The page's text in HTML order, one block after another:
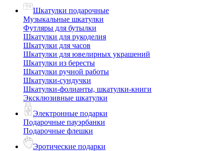
Шкатулки подарочные
Музыкальные шкатулки
Футляры для бутылки
Шкатулки для рукоделия
Шкатулки для часов
Шкатулки для ювелирных украшений
Шкатулки из бересты
Шкатулки ручной работы
Шкатулки-сундучки
Шкатулки-фолианты, шкатулки-книги
Эксклюзивные шкатулки
Электронные подарки
Подарочные пауэрбанки
Подарочные флешки
Эротические подарки